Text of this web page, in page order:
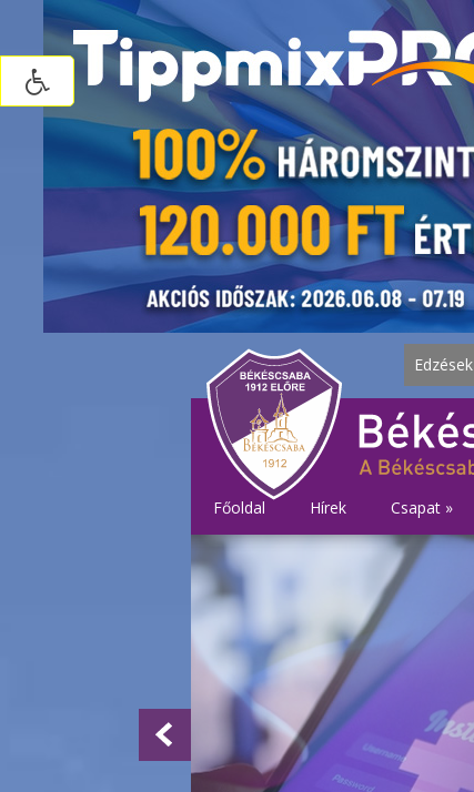
Edzések
Főoldal Hírek Csapat »